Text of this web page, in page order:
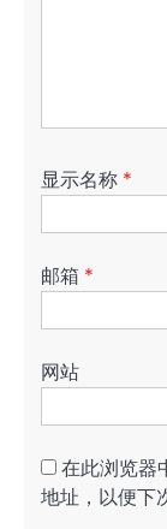
显示名称 *
邮箱 *
网站
在此浏览器
地址，以便下